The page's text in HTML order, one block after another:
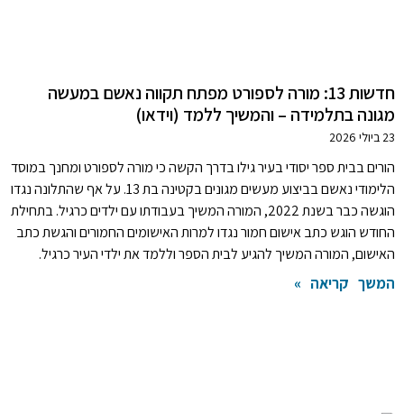
חדשות 13: מורה לספורט מפתח תקווה נאשם במעשה
מגונה בתלמידה – והמשיך ללמד (וידאו)
23 ביולי 2026
הורים בבית ספר יסודי בעיר גילו בדרך הקשה כי מורה לספורט ומחנך במוסד
הלימודי נאשם בביצוע מעשים מגונים בקטינה בת 13. על אף שהתלונה נגדו
הוגשה כבר בשנת 2022, המורה המשיך בעבודתו עם ילדים כרגיל. בתחילת
החודש הוגש כתב אישום חמור נגדו למרות האישומים החמורים והגשת כתב
האישום, המורה המשיך להגיע לבית הספר וללמד את ילדי העיר כרגיל.
המשך קריאה »